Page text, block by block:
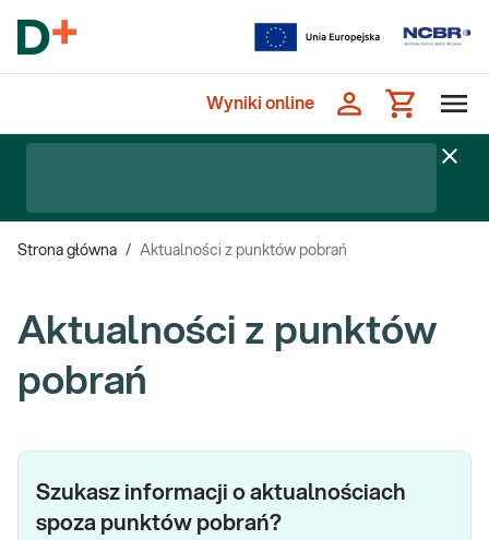
Wyniki online
Strona główna / Aktualności z punktów pobrań
Aktualności z punktów
pobrań
Szukasz informacji o aktualnościach
spoza punktów pobrań?